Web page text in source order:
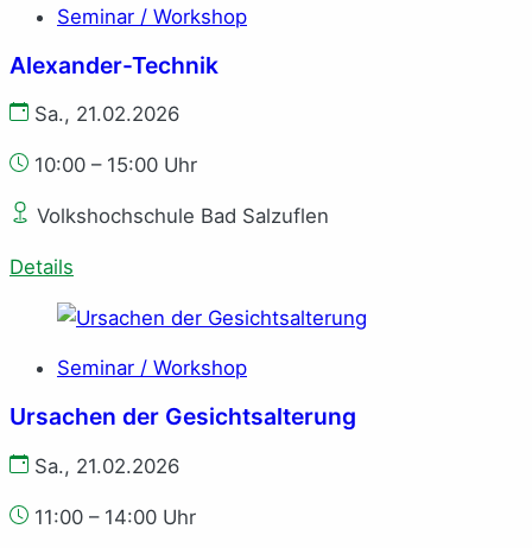
Seminar / Workshop
Alexander-Technik
Sa., 21.02.2026
10:00 – 15:00 Uhr
Volkshochschule Bad Salzuflen
Details
Seminar / Workshop
Ursachen der Gesichtsalterung
Sa., 21.02.2026
11:00 – 14:00 Uhr